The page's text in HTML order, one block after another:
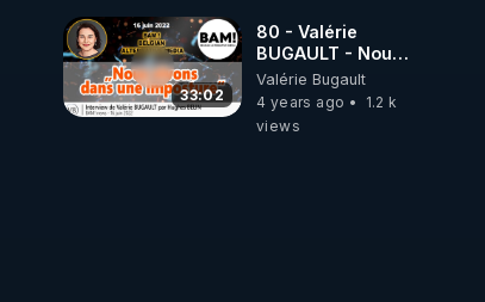
33:02
80 - Valérie
BUGAULT - Nous
vivons dans une
imposture - BAM
16 juin 2022
Valérie Bugault
4 years ago
1.2 k
views